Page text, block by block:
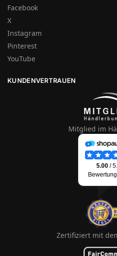
Facebook
X
Instagram
Pinterest
YouTube
KUNDENVERTRAUEN
Mitglied im
Zertifiziert mit